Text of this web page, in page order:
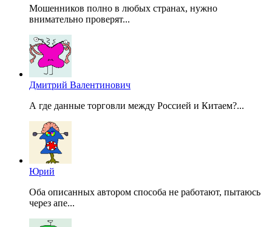
Мошенников полно в любых странах, нужно
внимательно проверят...
Дмитрий Валентинович
А где данные торговли между Россией и Китаем?...
Юрий
Оба описанных автором способа не работают, пытаюсь
через апе...